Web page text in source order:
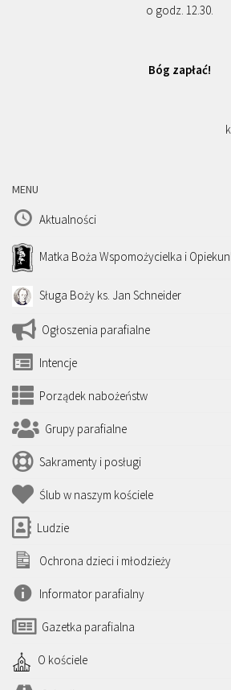
o godz. 12.30.
Bóg zapłać!
MENU
Aktualności
Matka Boża Wspomożycielka i
Sługa Boży ks. Jan Schneider
Ogłoszenia parafialne
Intencje
Porządek nabożeństw
Grupy parafialne
Sakramenty i posługi
Ślub w naszym kościele
Ludzie
Ochrona dzieci i młodzieży
Informator parafialny
Gazetka parafialna
O kościele